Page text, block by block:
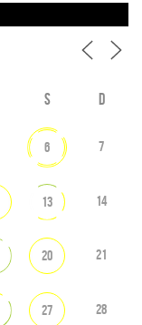
S D
6 7
13 14
20 21
27 28